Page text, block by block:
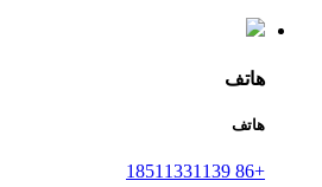
هاتف
هاتف
+86 18511331139